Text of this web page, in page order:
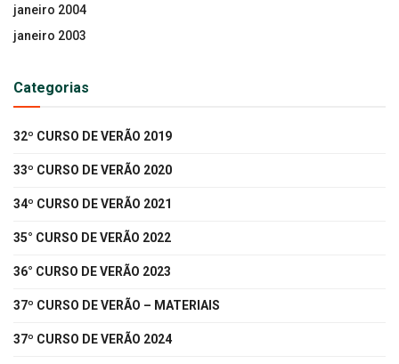
janeiro 2004
janeiro 2003
Categorias
32º CURSO DE VERÃO 2019
33º CURSO DE VERÃO 2020
34º CURSO DE VERÃO 2021
35° CURSO DE VERÃO 2022
36° CURSO DE VERÃO 2023
37º CURSO DE VERÃO – MATERIAIS
37º CURSO DE VERÃO 2024